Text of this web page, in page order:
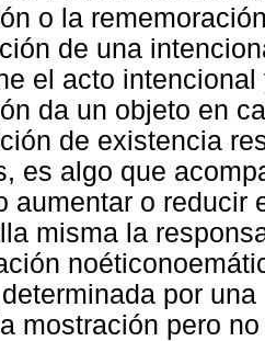
o la
de una
el acto
da un objeto en
de existencia
es algo que
aumentar o reducir
misma la
por
mostración pero